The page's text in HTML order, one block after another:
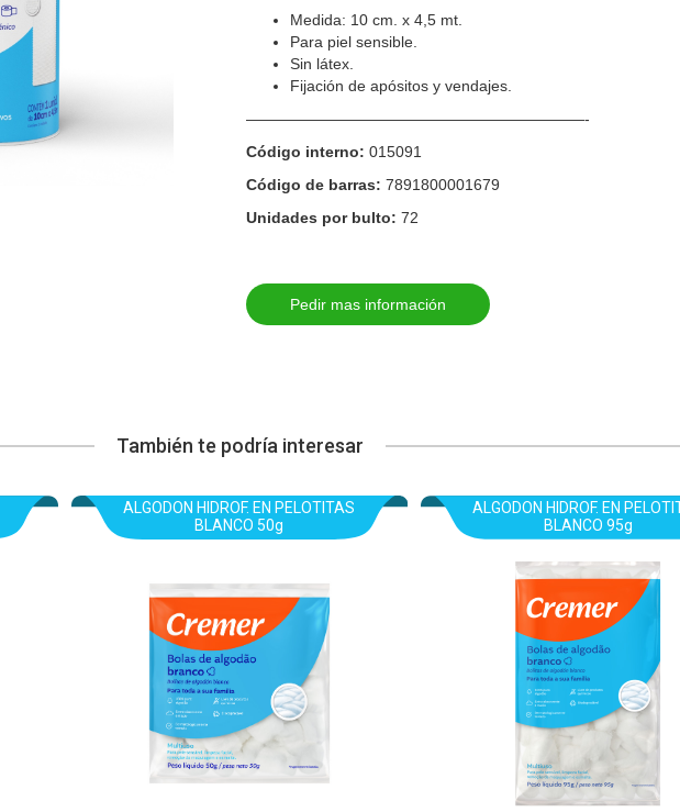
Medida: 10 cm. x 4,5 mt.
Para piel sensible.
Sin látex.
Fijación de apósitos y vendajes.
——————————————————————-
Código interno: 015091
Código de barras: 7891800001679
Unidades por bulto: 72
Pedir mas información
También te podría interesar
ALGODON HIDROF. EN PELOTITAS
BLANCO 50g
ALGODON HIDROF. EN
BLANCO 95g